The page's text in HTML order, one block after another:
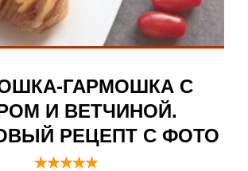
ГАРМОШКА С
И ВЕТЧИНОЙ.
РЕЦЕПТ С ФОТО